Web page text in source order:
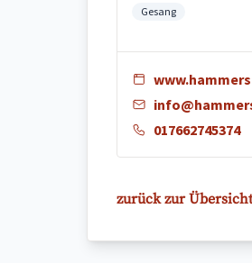
Gesang
017662745374
zurück zur Übersicht